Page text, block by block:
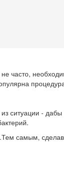
часто,
ситуации - дабы
самым,